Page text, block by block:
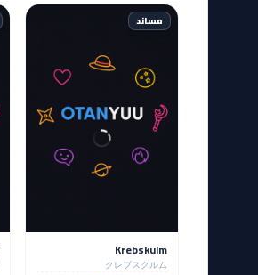
مساند
Krebskulm
クレブスクルム